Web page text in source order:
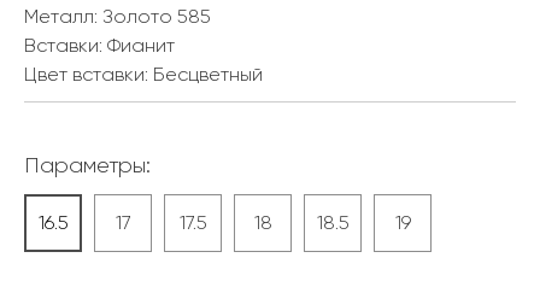
Металл: Золото 585
Вставки: Фианит
Цвет вставки: Бесцветный
Параметры:
16.5 17 17.5 18 18.5 19